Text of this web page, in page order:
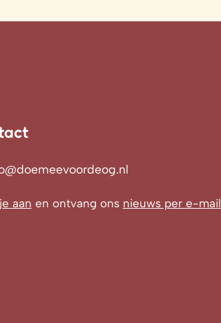
aan en ontvang ons nieuws per e-mail